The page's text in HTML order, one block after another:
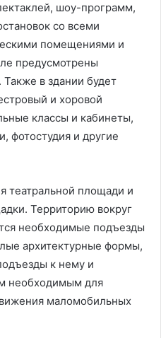
шоу-программ,
со всеми
помещениями и
предусмотрены
в здании будет
и хоровой
классы и кабинеты,
фотостудия и другие
театральной площади и
Территорию вокруг
необходимые подъезды
архитектурные формы,
к нему и
необходимым для
маломобильных